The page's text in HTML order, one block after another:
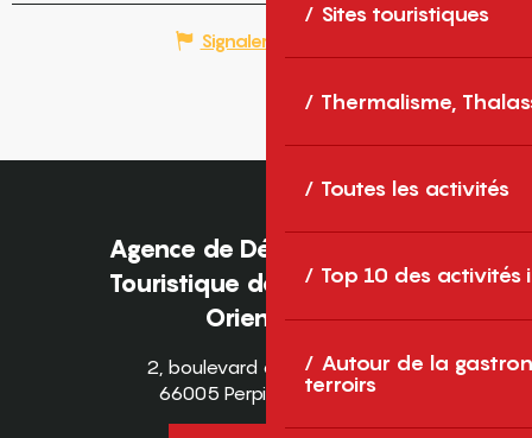
Sites touristiques
Thermalisme,
Toutes les activités
Top 10 des activités
Autour de la
terroirs
Signaler une erreur
Agence de Développement
Touristique des Pyrénées-
Orientales
2, boulevard des Pyrénées
66005 Perpignan Cedex